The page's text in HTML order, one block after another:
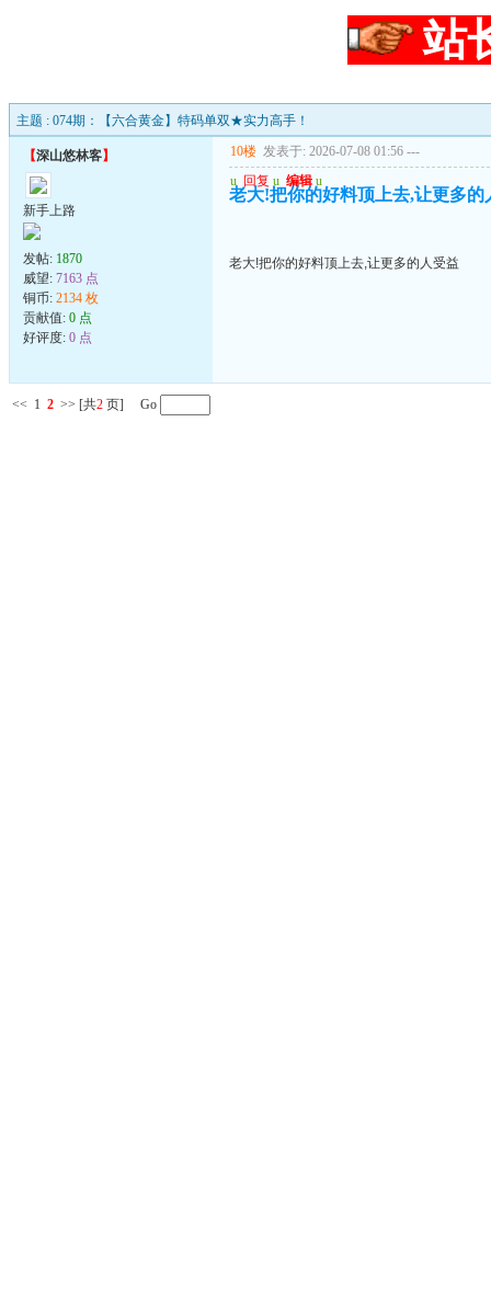
站
主题 : 074期：【六合黄金】特码单双★实力高手！
【深山悠林客】
新手上路
发帖: 1870
威望: 7163 点
铜币: 2134 枚
贡献值: 0 点
好评度: 0 点
10楼 发表于: 2026-07-08 01:56 ---
u 回复 u 编辑 u
老大!把你的好料顶上去,让更多的
老大!把你的好料顶上去,让更多的人受益
<< 1 2 >> [共2 页] Go